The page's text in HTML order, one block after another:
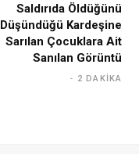
Saldırıda Öldüğünü
Düşündüğü Kardeşine
Sarılan Çocuklara Ait
Sanılan Görüntü
2 DAKIKA